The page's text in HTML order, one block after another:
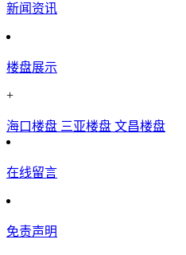
新闻资讯
楼盘展示
+
海口楼盘 三亚楼盘 文昌楼盘
在线留言
免责声明